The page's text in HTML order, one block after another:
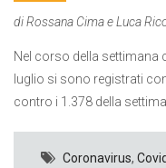
di Rossana Cima e Luca
Nel corso della settimana
luglio si sono registrati
contro i 1.378 della
Coronavirus,